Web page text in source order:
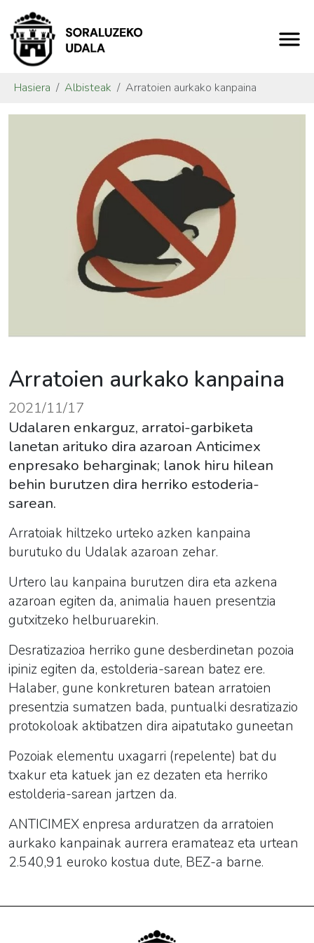
Hasiera Albisteak Arratoien aurkako kanpaina
Arratoien aurkako kanpaina
2021/11/17
Udalaren enkarguz, arratoi-garbiketa
lanetan arituko dira azaroan Anticimex
enpresako beharginak; lanok hiru hilean
behin burutzen dira herriko estoderia-
sarean.
Arratoiak hiltzeko urteko azken kanpaina
burutuko du Udalak azaroan zehar.
Urtero lau kanpaina burutzen dira eta azkena
azaroan egiten da, animalia hauen presentzia
gutxitzeko helburuarekin.
Desratizazioa herriko gune desberdinetan pozoia
ipiniz egiten da, estolderia-sarean batez ere.
Halaber, gune konkreturen batean arratoien
presentzia sumatzen bada, puntualki desratizazio
protokoloak aktibatzen dira aipatutako guneetan
Pozoiak elementu uxagarri (repelente) bat du
txakur eta katuek jan ez dezaten eta herriko
estolderia-sarean jartzen da.
ANTICIMEX enpresa arduratzen da arratoien
aurkako kanpainak aurrera eramateaz eta urtean
2.540,91 euroko kostua dute, BEZ-a barne.